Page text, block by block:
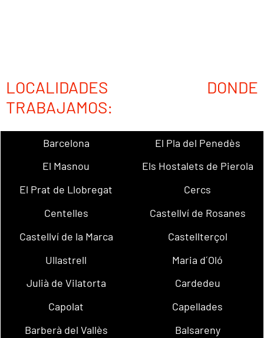
LOCALIDADES DONDE
TRABAJAMOS:
Barcelona
El Pla del Penedès
El Masnou
Els Hostalets de Pierola
El Prat de Llobregat
Cercs
Centelles
Castellví de Rosanes
Castellví de la Marca
Castellterçol
Ullastrell
Maria d´Oló
Julià de Vilatorta
Cardedeu
Capolat
Capellades
Barberà del Vallès
Balsareny